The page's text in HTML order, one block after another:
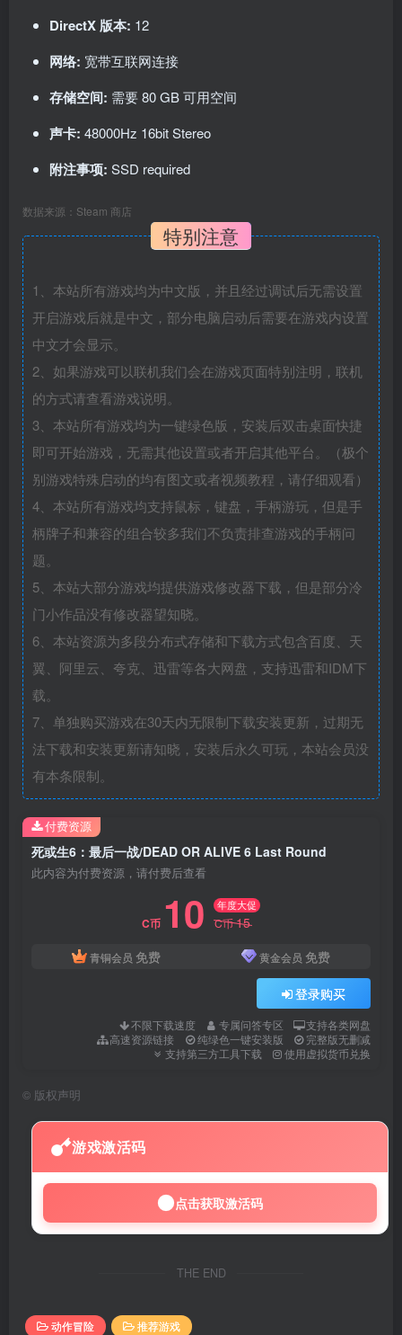
DirectX 版本: 12
网络: 宽带互联网连接
存储空间: 需要 80 GB 可用空间
声卡: 48000Hz 16bit Stereo
附注事项: SSD required
数据来源：Steam 商店
特别注意
1、本站所有游戏均为中文版，并且经过调试后无需设置
开启游戏后就是中文，部分电脑启动后需要在游戏内设置
中文才会显示。
2、如果游戏可以联机我们会在游戏页面特别注明，联机
的方式请查看游戏说明。
3、本站所有游戏均为一键绿色版，安装后双击桌面快捷
即可开始游戏，无需其他设置或者开启其他平台。（极个
别游戏特殊启动的均有图文或者视频教程，请仔细观看）
4、本站所有游戏均支持鼠标，键盘，手柄游玩，但是手
柄牌子和兼容的组合较多我们不负责排查游戏的手柄问
题。
5、本站大部分游戏均提供游戏修改器下载，但是部分冷
门小作品没有修改器望知晓。
6、本站资源为多段分布式存储和下载方式包含百度、天
翼、阿里云、夸克、迅雷等各大网盘，支持迅雷和IDM下
载。
7、单独购买游戏在30天内无限制下载安装更新，过期无
法下载和安装更新请知晓，安装后永久可玩，本站会员没
有本条限制。
死或生6：最后一战/DEAD OR ALIVE 6 Last Round
此内容为付费资源，请付费后查看
C币 10 年度大促
C币15
青铜会员 免费 黄金会员 免费
登录购买
不限下载速度 专属问答专区
支持各类网盘
高速资源链接
纯绿色一键安装版
完整版无删减
支持第三方工具下载
使用虚拟货币兑换
付费资源
© 版权声明
游戏激活码
点击获取激活码
THE END
动作冒险
推荐游戏